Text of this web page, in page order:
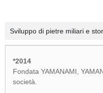
Sviluppo di pietre miliari e
*2014
Fondata YAMANAMI,
società.